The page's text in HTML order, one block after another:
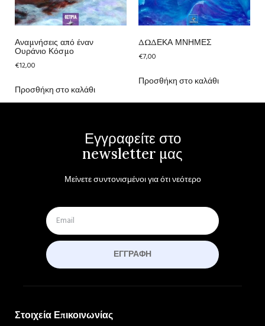
Αναμνήσεις από έναν
Ουράνιο Κόσμο
€12,00
Προσθήκη στο καλάθι
ΔΩΔΕΚΑ ΜΝΗΜΕΣ
€7,00
Προσθήκη στο καλάθι
Εγγραφείτε στο
newsletter μας
Μείνετε συντονισμένοι για ότι νεότερο
ΕΓΓΡΑΦΉ
Στοιχεία Επικοινωνίας